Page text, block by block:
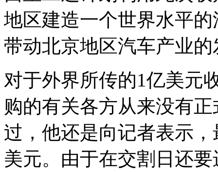
地区建造一个世界水平
带动北京地区汽车产业的
对于外界所传的1亿美元
购的有关各方从来没有
过，他还是向记者表示
美元。由于在交割日还